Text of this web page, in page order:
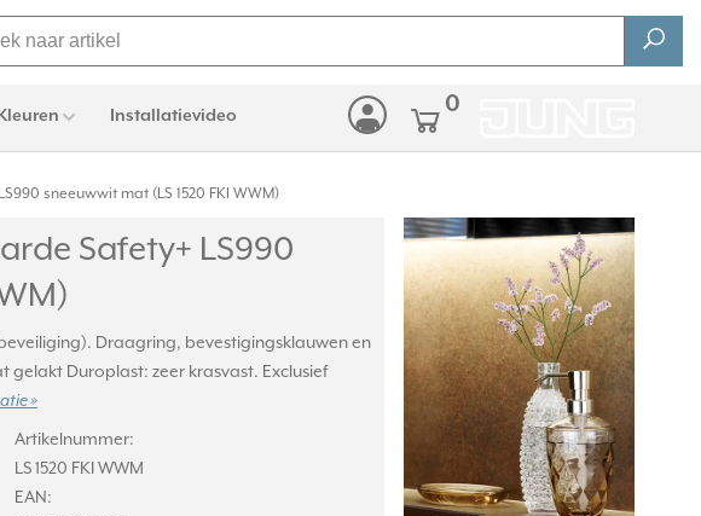
Kleuren Installatievideo 0
sneeuwwit mat (LS 1520 FKI WWM)
Safety+ LS990
Draagring, bevestigingsklauwen en
Duroplast: zeer krasvast. Exclusief
»
Artikelnummer:
LS 1520 FKI WWM
EAN: